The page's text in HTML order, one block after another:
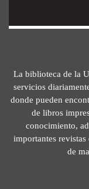
La biblioteca de la
servicios
donde pueden
de libros
conocimiento,
importantes
de